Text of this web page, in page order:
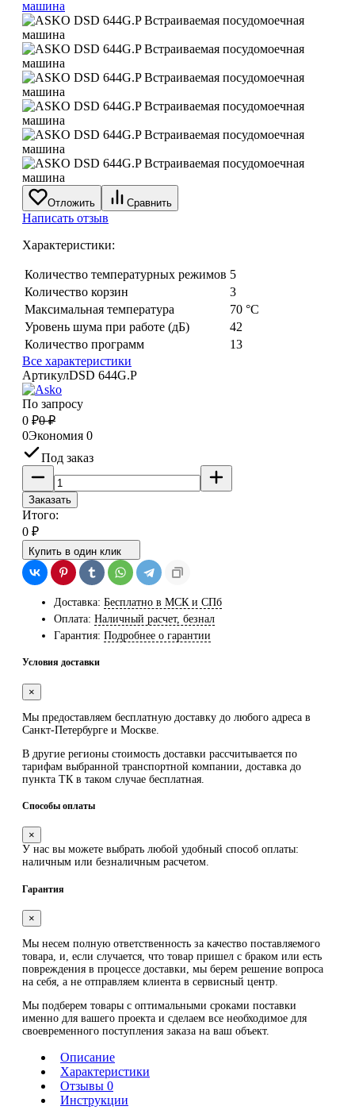
Отложить Сравнить
Написать отзыв
Характеристики:
Количество температурных режимов 5
Количество корзин
3
Максимальная температура
70 °С
Уровень шума при работе (дБ)
42
Количество программ
13
Все характеристики
АртикулDSD 644G.P
По запросу
0 ₽0 ₽
0Экономия 0
Под заказ
Заказать
Итого:
0 ₽
Купить в один клик
Доставка: Бесплатно в МСК и СПб
Оплата: Наличный расчет, безнал
Гарантия: Подробнее о гарантии
Условия доставки
×
Мы предоставляем бесплатную доставку до любого адреса в
Санкт-Петербурге и Москве.
В другие регионы стоимость доставки рассчитывается по
тарифам выбранной транспортной компании, доставка до
пункта ТК в таком случае бесплатная
Способы оплаты
×
У нас вы можете выбрать любой удобный способ оплаты:
наличным или безналичным расчетом.
Гарантия
×
Мы несем полную ответственность за качество поставляемого
товара, и, если случается, что товар пришел с браком или есть
повреждения в процессе доставки, мы берем решение вопроса
на себя, а не отправляем клиента в сервисный центр.
Мы подберем товары с оптимальными сроками поставки
именно для вашего проекта и сделаем все необходимое для
своевременного поступления заказа на ваш объект.
Описание
Характеристики
Отзывы 0
Инструкции